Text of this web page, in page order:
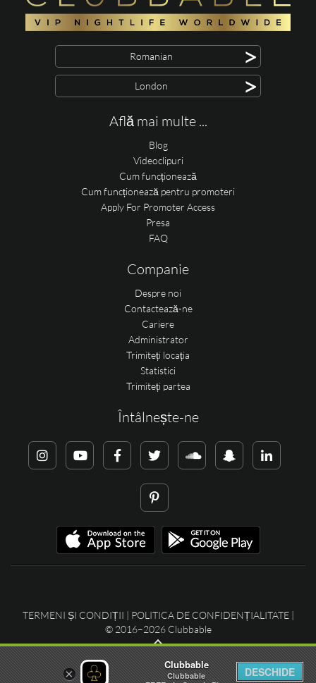
Romanian >
London >
Află mai multe ...
Blog
Videoclipuri
Cum funcționează
Cum funcționează pentru promoteri
Apply For Promoter Access
Presa
FAQ
Companie
Despre noi
Contactează-ne
Cariere
Administrator
Trimiteți locația
Statistici
Trimiteți partea
Întâlnește-ne
TERMENI ȘI CONDIȚII | POLITICA DE CONFIDENȚIALITATE|
© 2016–2026 Clubbable
×
Clubbable
Clubbable
DESCHIDE